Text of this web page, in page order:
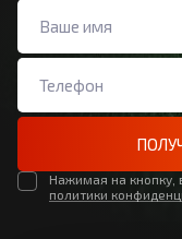
Нажимая на кнопку,
политики